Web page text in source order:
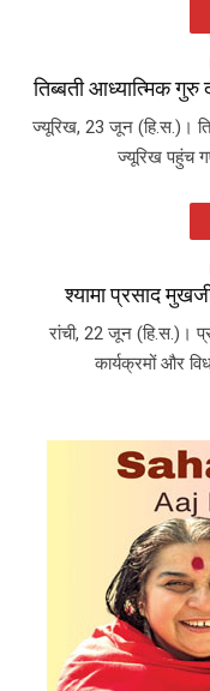
तिब्बती आध्यात्मिक
ज्यूरिख, 23 जून (हि.स.)।
ज्यूरिख पहुंच
श्यामा प्रसाद
रांची, 22 जून (हि.स.)।
कार्यक्रमों और